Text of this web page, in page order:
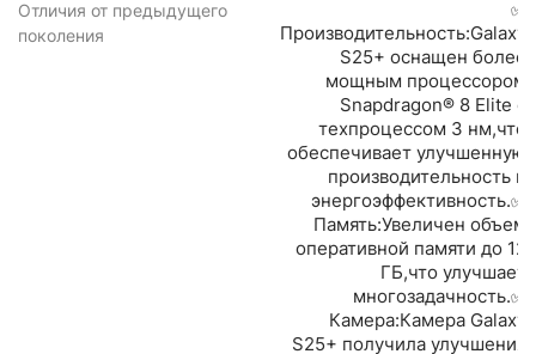
Отличия от предыдущего
поколения
✅
Производительность:Galaxy
S25+ оснащен более
мощным процессором
Snapdragon® 8 Elite с
техпроцессом 3 нм,что
обеспечивает улучшенную
производительность и
энергоэффективность.✅
Память:Увеличен объем
оперативной памяти до 12
ГБ,что улучшает
многозадачность.✅
Камера:Камера Galaxy
S25+ получила улучшения